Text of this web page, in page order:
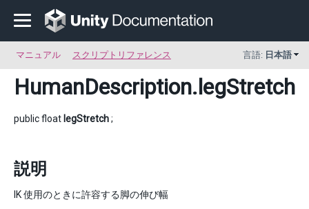
マニュアル スクリプトリファレンス 言語: 日本語
HumanDescription.legStretch
public float legStretch;
説明
IK 使用のときに許容する脚の伸び幅